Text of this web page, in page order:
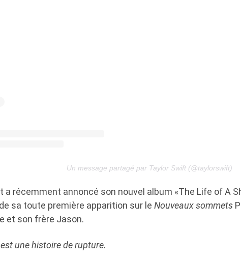
Un message partagé par Taylor Swift (@taylorswift)
a récemment annoncé son nouvel album «The Life of A
sa toute première apparition sur le Nouveaux sommets
et son frère Jason.
une histoire de rupture.